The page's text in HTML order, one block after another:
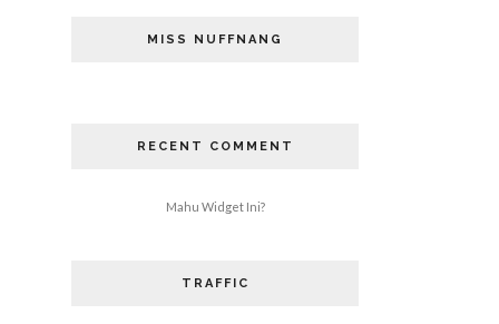
MISS NUFFNANG
RECENT COMMENT
Mahu Widget Ini?
TRAFFIC